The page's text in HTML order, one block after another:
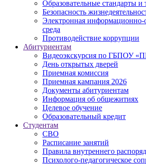
Образовательные стандарты и
Безопасность
Электронная информационно-
среда
Противодействие коррупции
Абитуриентам
Видеоэкскурсия по ГБПОУ
День открытых дверей
Приемная комиссия
Приемная кампания 2026
Дoкументы абитуриентам
Информация об общежитиях
Целевое обучение
Образовательный кредит
Студентам
СВО
Расписание занятий
Правила внутреннего
Психолого-педагогическое